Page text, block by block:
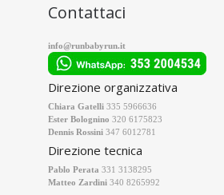
Contattaci
info@runbabyrun.it
Direzione organizzativa
Chiara Gatelli 335 5966636
Ester Bolognino 320 6175823
Dennis Rossini 347 6012781
Direzione tecnica
Pablo Perata 331 3138295
Matteo Zardini 340 8265992